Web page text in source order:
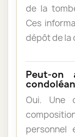
de la
Ces
dépôt de la
Peut-on
Oui. Une
personnel